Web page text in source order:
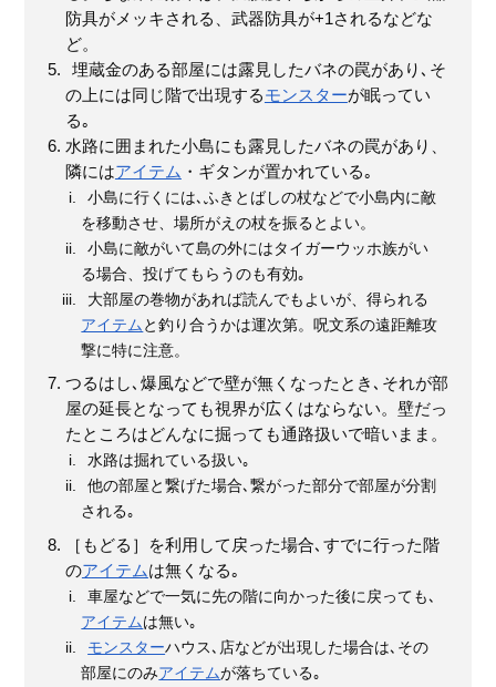
防具がメッキされる、武器防具が+1されるなどな
ど。
埋蔵金のある部屋には露見したバネの罠があり､そ
の上には同じ階で出現するモンスターが眠ってい
る｡
水路に囲まれた小島にも露見したバネの罠があり、
隣にはアイテム ・ギタンが置かれている｡
小島に行くには､ふきとばしの杖などで小島内に敵
を移動させ、場所がえの杖を振るとよい。
小島に敵がいて島の外にはタイガーウッホ族がい
る場合、投げてもらうのも有効｡
大部屋の巻物があれば読んでもよいが、得られる
アイテム と釣り合うかは運次第。呪文系の遠距離攻
撃に特に注意。
つるはし､爆風などで壁が無くなったとき､それが部
屋の延長となっても視界が広くはならない。壁だっ
たところはどんなに掘っても通路扱いで暗いまま。
水路は掘れている扱い｡
他の部屋と繋げた場合､繋がった部分で部屋が分割
される｡
［もどる］を利用して戻った場合､すでに行った階
のアイテムは無くなる｡
車屋などで一気に先の階に向かった後に戻っても､
アイテムは無い｡
モンスターハウス､店などが出現した場合は､その
部屋にのみアイテムが落ちている｡